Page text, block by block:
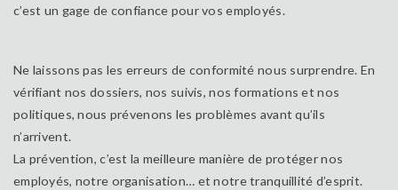
c’est un gage de confiance pour vos employés.
Ne laissons pas les erreurs de conformité nous surprendre. En
vérifiant nos dossiers, nos suivis, nos formations et nos
politiques, nous prévenons les problèmes avant qu’ils
n’arrivent.
La prévention, c’est la meilleure manière de protéger nos
employés, notre organisation… et notre tranquillité d’esprit.